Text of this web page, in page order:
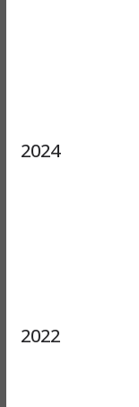
2024
2022